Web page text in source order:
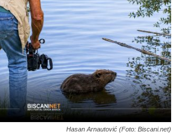
Hasan Arnautović (Foto: Biscani.net)